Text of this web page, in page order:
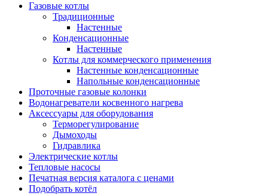
Газовые котлы
Традиционные
Настенные
Конденсационные
Настенные
Котлы для коммерческого применения
Настенные конденсационные
Напольные конденсационные
Проточные газовые колонки
Водонагреватели косвенного нагрева
Аксессуары для оборудования
Терморегулирование
Дымоходы
Гидравлика
Электрические котлы
Тепловые насосы
Печатная версия каталога с ценами
Подобрать котёл